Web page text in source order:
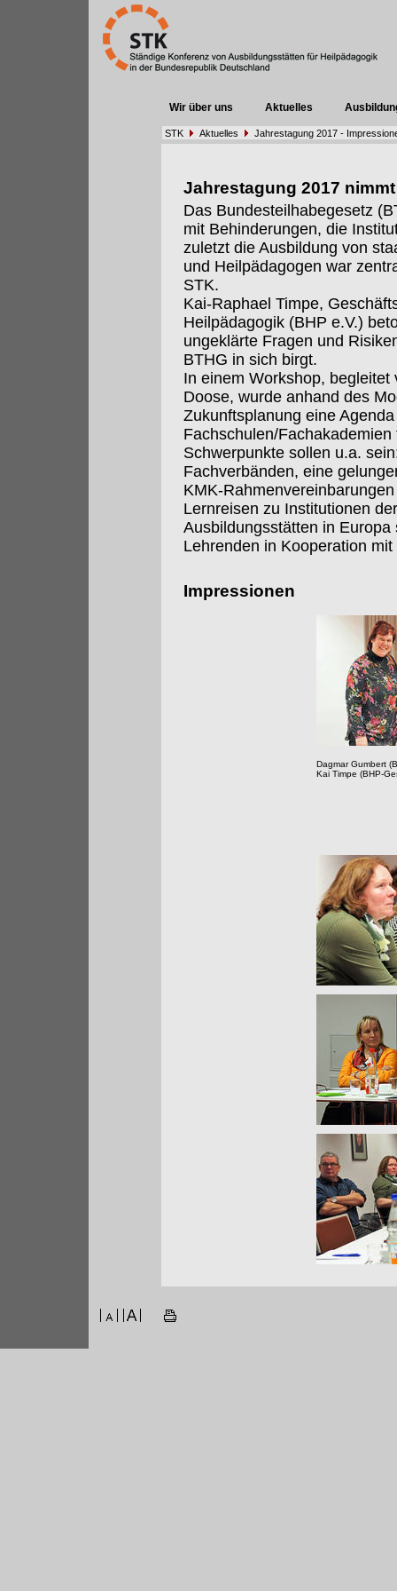
Wir über uns Aktuelles
STK Aktuelles Jahrestagung 2017 -
Jahrestagung 2017
Das Bundesteilhabegesetz
mit Behinderungen, die
zuletzt die Ausbildung von
und Heilpädagogen war
STK.
Kai-Raphael Timpe,
Heilpädagogik (BHP e.V.)
ungeklärte Fragen und
BTHG in sich birgt.
In einem Workshop,
Doose, wurde anhand des
Zukunftsplanung eine
Fachschulen/
Schwerpunkte sollen u.a.
Fachverbänden, eine
KMK-
Lernreisen zu Institutionen
Ausbildungsstätten in
Lehrenden in Kooperation
Impressionen
Dagmar Gumbert
Kai Timpe (BHP-